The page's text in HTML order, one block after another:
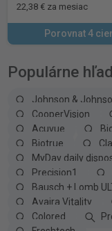
22,38 € za mesiac
Porovnat 4
Populárne
Johnson &
CooperVision
Acuvue
Biotrue
MyDay daily
Precision1
Bausch + Lomb
Avaira Vitality
Colored